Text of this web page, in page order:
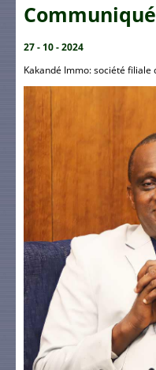
27 - 10 - 2024
Kakandé Immo: société filiale